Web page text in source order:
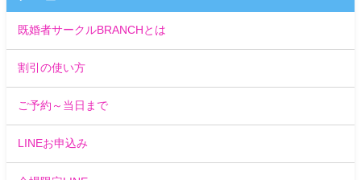
既婚者サークルBRANCHとは
割引の使い方
ご予約～当日まで
LINEお申込み